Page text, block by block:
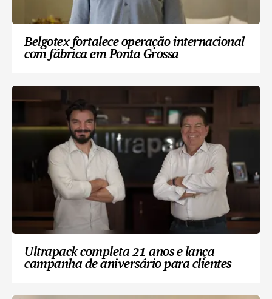
Belgotex fortalece operação internacional
com fábrica em Ponta Grossa
Ultrapack completa 21 anos e lança
campanha de aniversário para clientes